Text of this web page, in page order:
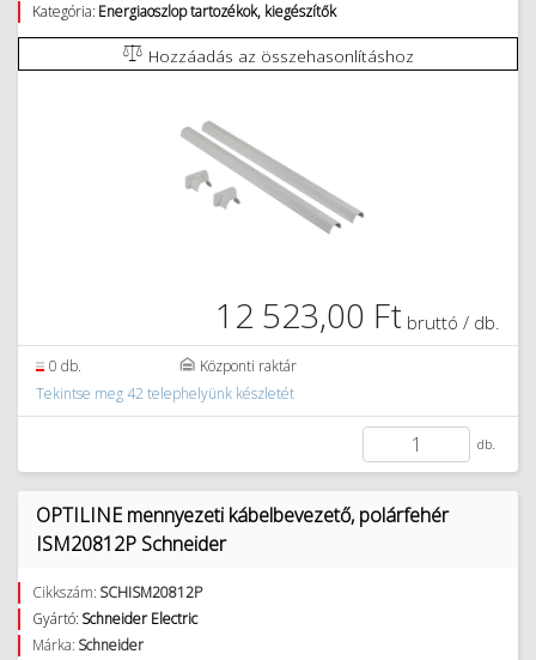
Kategória: Energiaoszlop tartozékok, kiegészítők
Hozzáadás az összehasonlításhoz
12 523,00 Ft bruttó / db.
0 db.
Központi raktár
Tekintse meg 42 telephelyünk készletét
db.
OPTILINE mennyezeti kábelbevezető, polárfehér
ISM20812P Schneider
Cikkszám: SCHISM20812P
Gyártó: Schneider Electric
Márka: Schneider